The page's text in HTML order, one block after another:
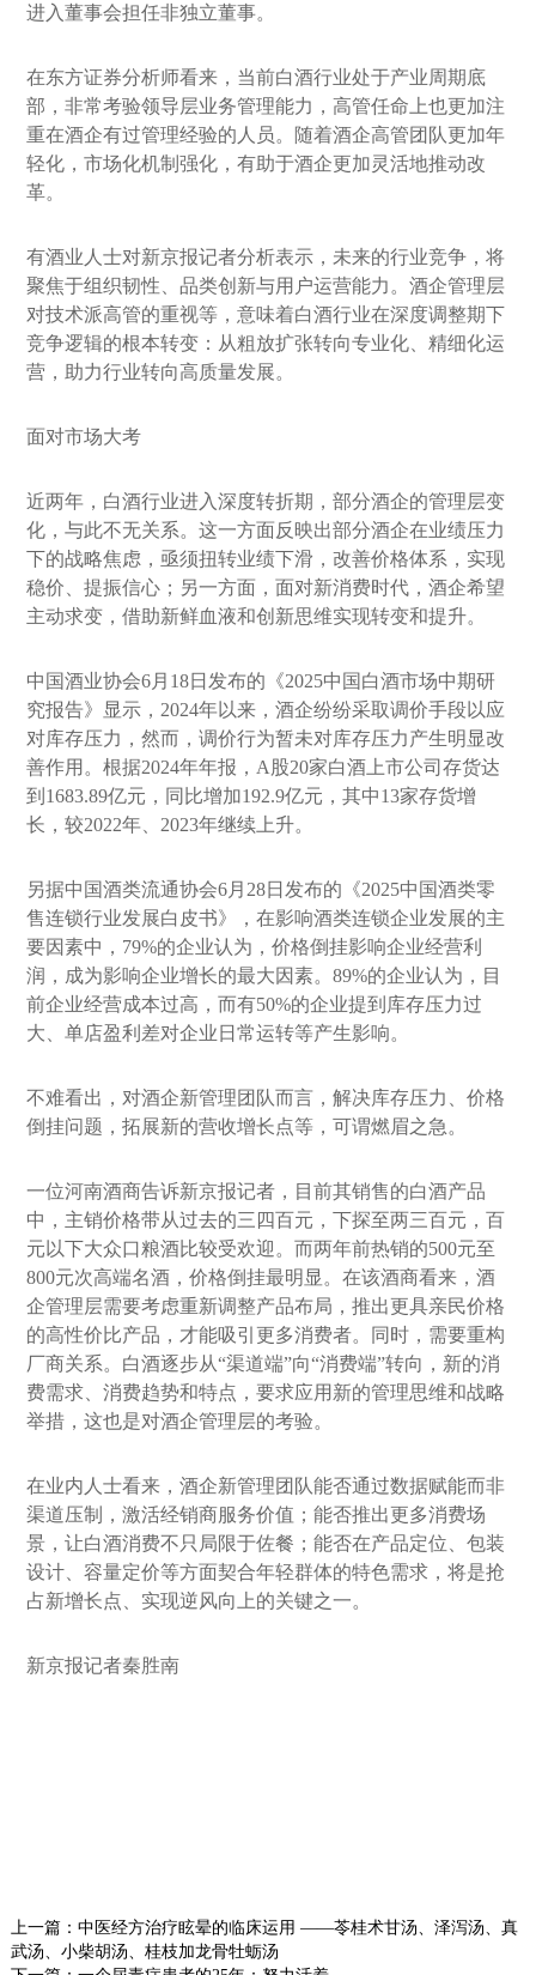
进入董事会担任非独立董事。
在东方证券分析师看来，当前白酒行业处于产业周期底
部，非常考验领导层业务管理能力，高管任命上也更加注
重在酒企有过管理经验的人员。随着酒企高管团队更加年
轻化，市场化机制强化，有助于酒企更加灵活地推动改
革。
有酒业人士对新京报记者分析表示，未来的行业竞争，将
聚焦于组织韧性、品类创新与用户运营能力。酒企管理层
对技术派高管的重视等，意味着白酒行业在深度调整期下
竞争逻辑的根本转变：从粗放扩张转向专业化、精细化运
营，助力行业转向高质量发展。
面对市场大考
近两年，白酒行业进入深度转折期，部分酒企的管理层变
化，与此不无关系。这一方面反映出部分酒企在业绩压力
下的战略焦虑，亟须扭转业绩下滑，改善价格体系，实现
稳价、提振信心；另一方面，面对新消费时代，酒企希望
主动求变，借助新鲜血液和创新思维实现转变和提升。
中国酒业协会6月18日发布的《2025中国白酒市场中期研
究报告》显示，2024年以来，酒企纷纷采取调价手段以应
对库存压力，然而，调价行为暂未对库存压力产生明显改
善作用。根据2024年年报，A股20家白酒上市公司存货达
到1683.89亿元，同比增加192.9亿元，其中13家存货增
长，较2022年、2023年继续上升。
另据中国酒类流通协会6月28日发布的《2025中国酒类零
售连锁行业发展白皮书》，在影响酒类连锁企业发展的主
要因素中，79%的企业认为，价格倒挂影响企业经营利
润，成为影响企业增长的最大因素。89%的企业认为，目
前企业经营成本过高，而有50%的企业提到库存压力过
大、单店盈利差对企业日常运转等产生影响。
不难看出，对酒企新管理团队而言，解决库存压力、价格
倒挂问题，拓展新的营收增长点等，可谓燃眉之急。
一位河南酒商告诉新京报记者，目前其销售的白酒产品
中，主销价格带从过去的三四百元，下探至两三百元，百
元以下大众口粮酒比较受欢迎。而两年前热销的500元至
800元次高端名酒，价格倒挂最明显。在该酒商看来，酒
企管理层需要考虑重新调整产品布局，推出更具亲民价格
的高性价比产品，才能吸引更多消费者。同时，需要重构
厂商关系。白酒逐步从“渠道端”向“消费端”转向，新的消
费需求、消费趋势和特点，要求应用新的管理思维和战略
举措，这也是对酒企管理层的考验。
在业内人士看来，酒企新管理团队能否通过数据赋能而非
渠道压制，激活经销商服务价值；能否推出更多消费场
景，让白酒消费不只局限于佐餐；能否在产品定位、包装
设计、容量定价等方面契合年轻群体的特色需求，将是抢
占新增长点、实现逆风向上的关键之一。
新京报记者秦胜南
上一篇： 中医经方治疗眩晕的临床运用 ——苓桂术甘汤、泽泻汤、真
武汤、小柴胡汤、桂枝加龙骨牡蛎汤